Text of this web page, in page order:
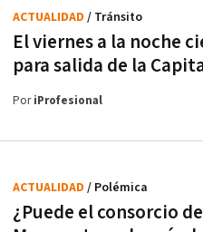
El viernes a la noche
para salida de la
ACTUALIDAD / Tránsito
PoriProfesional
¿Puede el consorcio
ACTUALIDAD / Polémica